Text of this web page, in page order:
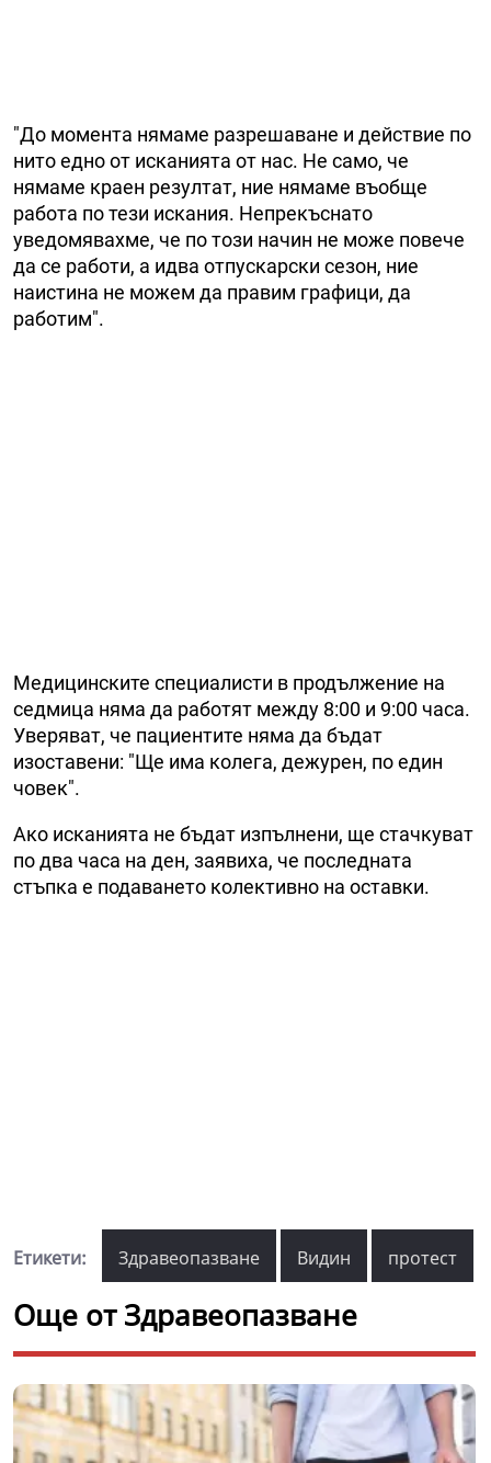
"До момента нямаме разрешаване и действие по
нито едно от исканията от нас. Не само, че
нямаме краен резултат, ние нямаме въобще
работа по тези искания. Непрекъснато
уведомявахме, че по този начин не може повече
да се работи, а идва отпускарски сезон, ние
наистина не можем да правим графици, да
работим".
Медицинските специалисти в продължение на
седмица няма да работят между 8:00 и 9:00 часа.
Уверяват, че пациентите няма да бъдат
изоставени: "Ще има колега, дежурен, по един
човек".
Ако исканията не бъдат изпълнени, ще стачкуват
по два часа на ден, заявиха, че последната
стъпка е подаването колективно на оставки.
Етикети: Здравеопазване Видин протест
Още от Здравеопазване